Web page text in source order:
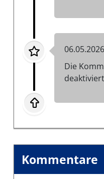
Die
Kommentare